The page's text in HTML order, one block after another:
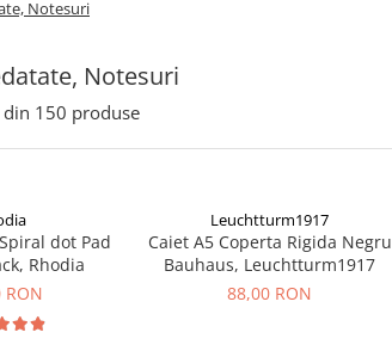
Notesuri
Notesuri
din 150 produse
dot Pad
Rhodia
RON
Leuchtturm1917
Caiet A5 Coperta Rigida Negru
Bauhaus, Leuchtturm1917
88,00 RON